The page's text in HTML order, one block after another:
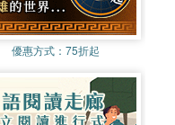
優惠方式： 75折起